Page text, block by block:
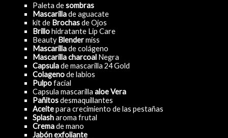
Paleta desombras
Mascarillade aguacate
kit de Brochasde Ojos
Brillohidratante Lip Care
BeautyBlendermiss
Mascarillade colágeno
Mascarilla charcoalNegra
Capsulade mascarilla 24 Gold
Colagenode labios
Pulpofacial
Capsula mascarilla aloe Vera
Pañitosdesmaquillantes
Aceitepara crecimiento de las pestañas
Splasharoma frutal
Cremade mano
Jabónexfoliante